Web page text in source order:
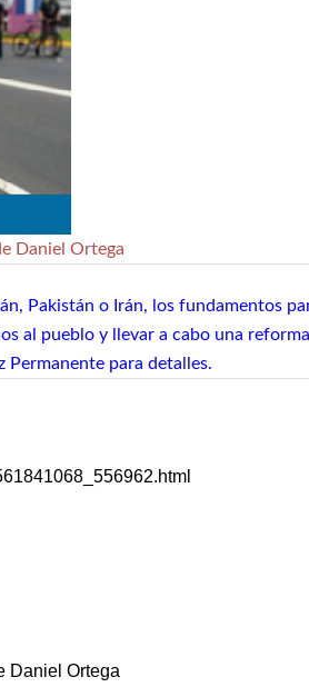
Daniel Ortega
Pakistán o Irán, los fundamentos
al pueblo y llevar a cabo una
Permanente para detalles.
Daniel Ortega